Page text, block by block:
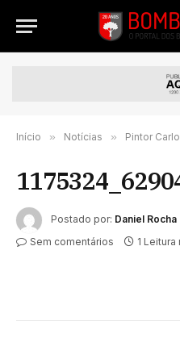
Início » Notícias » Pintor
Postado por: Daniel Rocha
Sem comentários
1 Leitura